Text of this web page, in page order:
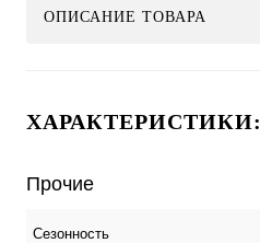
ОПИСАНИЕ ТОВАРА
ХАРАКТЕРИСТИКИ:
Прочие
Сезонность